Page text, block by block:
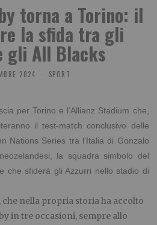
torna a Torino: il
la sfida tra gli
gli All Blacks
2024 SPORT
per Torino e l’Allianz Stadium che,
il test-match conclusivo delle
Nations Series tra l’Italia di Gonzalo
la squadra simbolo del
che sfiderà gli Azzurri nello stadio di
nella propria storia ha accolto
in tre occasioni, sempre allo